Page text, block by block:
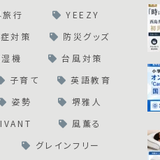
行
YEEZY
対策
防災グッズ
機
台風対策
子育て
英語教育
姿勢
堺雅人
風薫る
グレインフリー